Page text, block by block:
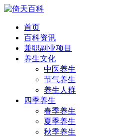
首页
百科资讯
兼职副业项目
养生文化
中医养生
节气养生
养生人群
四季养生
春季养生
夏季养生
秋季养生